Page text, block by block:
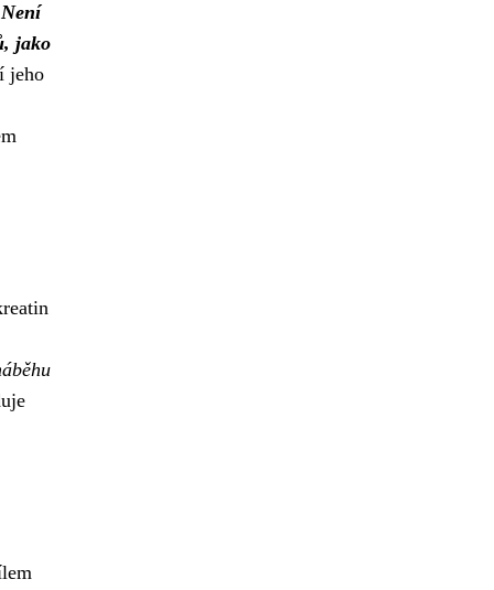
Není
jako
jeho